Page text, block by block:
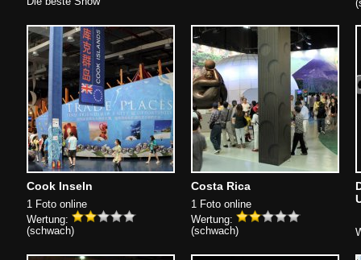
Cook Inseln
1 Foto online
Wertung:
(schwach)
Costa Rica
1 Foto online
Wertung:
(schwach)